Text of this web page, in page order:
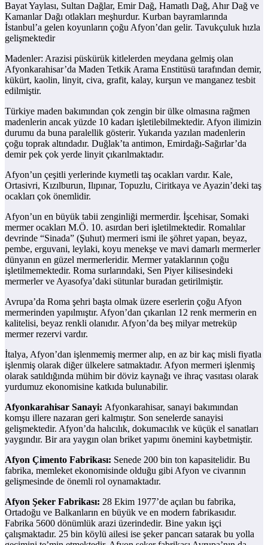
Bayat Yaylası, Sultan Dağlar, Emir Dağ, Hamatlı Dağ, Ahır Dağ ve
Kamanlar Dağı otlakları meşhurdur. Kurban bayramlarında
İstanbul’a gelen koyunların çoğu Afyon’dan gelir. Tavukçuluk hızla
gelişmektedir
Madenler: Arazisi püskürük kitlelerden meydana gelmiş olan
Afyonkarahisar’da Maden Tetkik Arama Enstitüsü tarafından demir,
kükürt, kaolin, linyit, civa, grafit, kalay, kurşun ve manganez tesbit
edilmiştir.
Türkiye maden bakımından çok zengin bir ülke olmasına rağmen
madenlerin ancak yüzde 10 kadarı işletilebilmektedir. Afyon ilimizin
durumu da buna paralellik gösterir. Yukarıda yazılan madenlerin
çoğu toprak altındadır. Duğlak’ta antimon, Emirdağı-Sağırlar’da
demir pek çok yerde linyit çıkarılmaktadır.
Afyon’un çeşitli yerlerinde kıymetli taş ocakları vardır. Kale,
Ortasivri, Kızılburun, Ilıpınar, Topuzlu, Ciritkaya ve Ayazin’deki taş
ocakları çok önemlidir.
Afyon’un en büyük tabii zenginliği mermerdir. İşcehisar, Somaki
mermer ocakları M.Ö. 10. asırdan beri işletilmektedir. Romalılar
devrinde “Sinada” (Şuhut) mermeri ismi ile şöhret yapan, beyaz,
pembe, erguvani, leylaki, koyu menekşe ve mavi damarlı mermerler
dünyanın en güzel mermerleridir. Mermer yataklarının çoğu
işletilmemektedir. Roma surlarındaki, Sen Piyer kilisesindeki
mermerler ve Ayasofya’daki sütunlar buradan getirilmiştir.
Avrupa’da Roma şehri başta olmak üzere eserlerin çoğu Afyon
mermerinden yapılmıştır. Afyon’dan çıkarılan 12 renk mermerin en
kalitelisi, beyaz renkli olanıdır. Afyon’da beş milyar metreküp
mermer rezervi vardır.
İtalya, Afyon’dan işlenmemiş mermer alıp, en az bir kaç misli fiyatla
işlenmiş olarak diğer ülkelere satmaktadır. Afyon mermeri işlenmiş
olarak satıldığında mühim bir döviz kaynağı ve ihraç vasıtası olarak
yurdumuz ekonomisine katkıda bulunabilir.
Afyonkarahisar Sanayi: Afyonkarahisar, sanayi bakımından
komşu illere nazaran geri kalmıştır. Son senelerde sanayisi
gelişmektedir. Afyon’da halıcılık, dokumacılık ve küçük el sanatları
yaygındır. Bir ara yaygın olan briket yapımı önemini kaybetmiştir.
Afyon Çimento Fabrikası: Senede 200 bin ton kapasitelidir. Bu
fabrika, memleket ekonomisinde olduğu gibi Afyon ve civarının
gelişmesinde de önemli rol oynamaktadır.
Afyon Şeker Fabrikası: 28 Ekim 1977’de açılan bu fabrika,
Ortadoğu ve Balkanların en büyük ve en modern fabrikasıdır.
Fabrika 5600 dönümlük arazi üzerindedir. Bine yakın işçi
çalışmaktadır. 25 bin köylü ailesi ise şeker pancarı satarak bu yolla